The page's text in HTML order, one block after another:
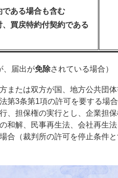
ある場合も含む
買戻特約付契約である
、届出が免除されている場合）
または双方が国、地方公共団
第3条第1項の許可を要する場合
、担保権の実行とし、企業担
和解、民事再生法、会社再生
合（裁判所の許可を停止条件